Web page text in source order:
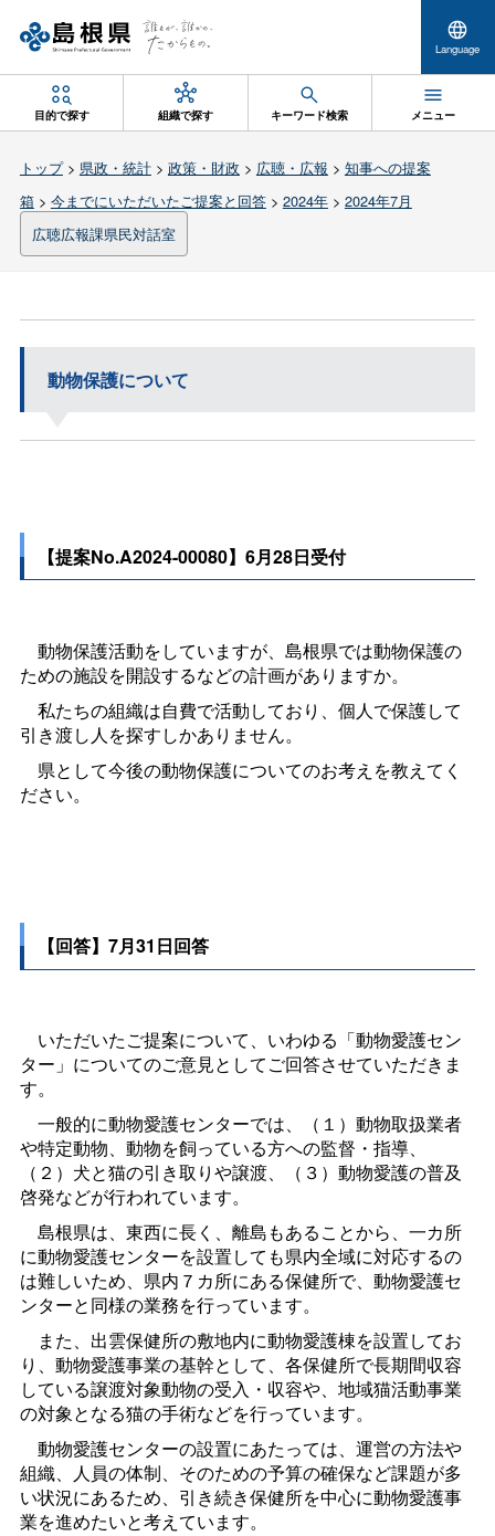
Language
目的で探す 組織で探す キーワード検索 メニュー
トップ> 県政・統計> 政策・財政 > 広聴・広報 > 知事への提案
箱> 今までにいただいたご提案と回答> 2024年> 2024年7月
広聴広報課県民対話室
動物保護について
【提案No.A2024-00080】6月28日受付
動物保護活動をしていますが、島根県では動物保護の
ための施設を開設するなどの計画がありますか。
私たちの組織は自費で活動しており、個人で保護して
引き渡し人を探すしかありません。
県として今後の動物保護についてのお考えを教えてく
ださい。
【回答】7月31日回答
いただいたご提案について、いわゆる「動物愛護セン
ター」についてのご意見としてご回答させていただきま
す。
一般的に動物愛護センターでは、（１）動物取扱業者
や特定動物、動物を飼っている方への監督・指導、
（２）犬と猫の引き取りや譲渡、（３）動物愛護の普及
啓発などが行われています。
島根県は、東西に長く、離島もあることから、一カ所
に動物愛護センターを設置しても県内全域に対応するの
は難しいため、県内７カ所にある保健所で、動物愛護セ
ンターと同様の業務を行っています。
また、出雲保健所の敷地内に動物愛護棟を設置してお
り、動物愛護事業の基幹として、各保健所で長期間収容
している譲渡対象動物の受入・収容や、地域猫活動事業
の対象となる猫の手術などを行っています。
動物愛護センターの設置にあたっては、運営の方法や
組織、人員の体制、そのための予算の確保など課題が多
い状況にあるため、引き続き保健所を中心に動物愛護事
業を進めたいと考えています。